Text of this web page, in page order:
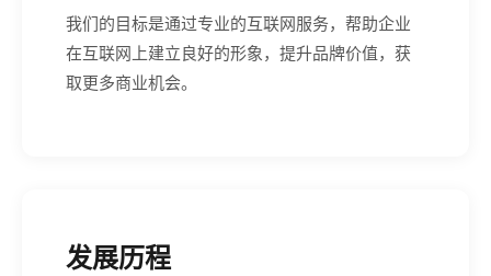
我们的目标是通过专业的互联网服务，帮助企业
在互联网上建立良好的形象，提升品牌价值，获
取更多商业机会。
发展历程